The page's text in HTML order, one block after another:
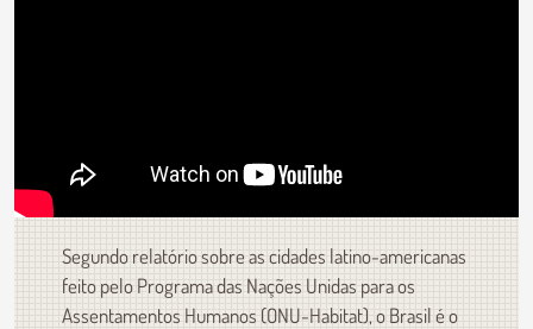
Segundo relatório sobre as cidades latino-americanas
feito pelo Programa das Nações Unidas para os
Assentamentos Humanos (ONU-Habitat), o Brasil é o